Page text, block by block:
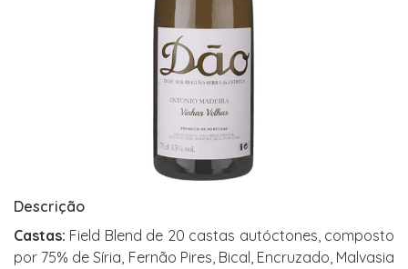
Descrição
Castas: Field Blend de 20 castas autóctones, composto
por 75% de Síria, Fernão Pires, Bical, Encruzado, Malvasia